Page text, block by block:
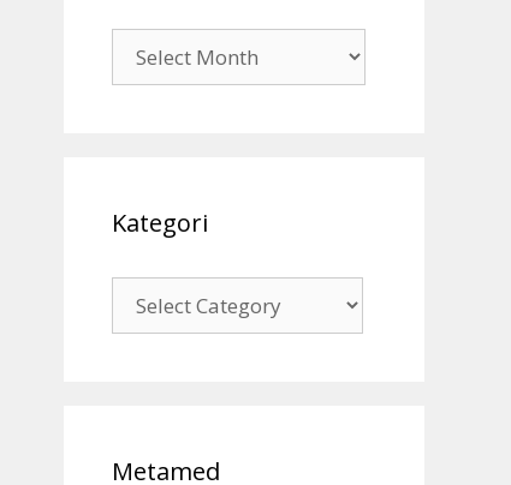
Kategori
Metamed